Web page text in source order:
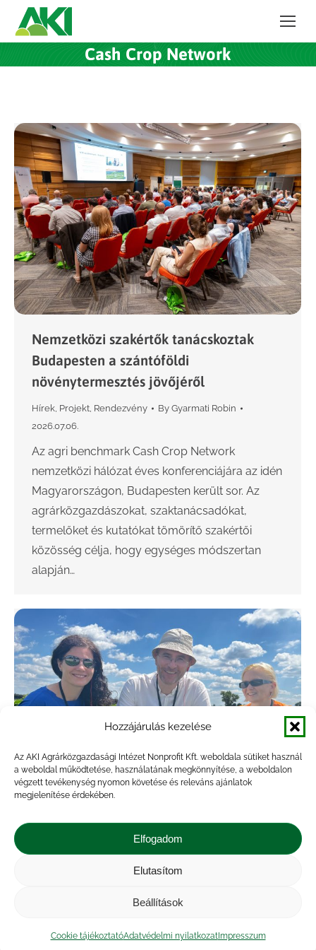
Hozzájárulás kezelése
Az AKI Agrárközgazdasági Intézet Nonprofit Kft. weboldala sütiket használ
a weboldal működtetése, használatának megkönnyítése, a weboldalon
végzett tevékenység nyomon követése és releváns ajánlatok
megjelenítése érdekében.
Elfogadom
Elutasítom
Beállítások
Cookie tájékoztatóAdatvédelmi nyilatkozatImpresszum
Cash Crop Network
Nemzetközi szakértők tanácskoztak
Budapesten a szántóföldi
növénytermesztés jövőjéről
Hírek, Projekt, Rendezvény By Gyarmati Robin
2026.07.06.
Az agri benchmark Cash Crop Network
nemzetközi hálózat éves konferenciájára az idén
Magyarországon, Budapesten került sor. Az
agrárközgazdászokat, szaktanácsadókat,
termelőket és kutatókat tömörítő szakértői
közösség célja, hogy egységes módszertan
alapján…
Részvétel a Cash Crop konferencián
2022.06.28.
Szerte a világból mintegy 50 agrárközgazdász
lengyelországi Poznanban az évente